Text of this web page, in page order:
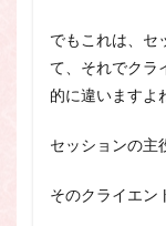
でも これは、セ
て、それでクラ
的に違いますよ
セッションの主
そのクライエン